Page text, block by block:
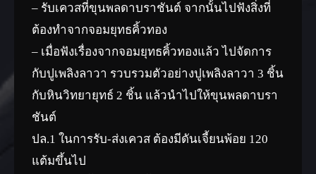
– รับเควสที่ขุนพลดาบราชันต์ จากนั้นไปฟังสิ่งที่
ต้องทำจากจอมยุทธคิ้วทอง
– เมื่อฟังเรื่องจากจอมยุทธคิ้วทองแล้ว ไปจัดการ
กับปูเพลิงลาวา รวบรวมตัวอย่างปูเพลิงลาวา 3 ชิ้น
กับหินวิทยายุทธ์ 2 ชิ้น แล้วนำไปให้ขุนพลดาบรา
ชันต์
ปล.1 ในการรับ-ส่งเควส ต้องมีดันเจี้ยนพ้อย 120
แต้มขึ้นไป